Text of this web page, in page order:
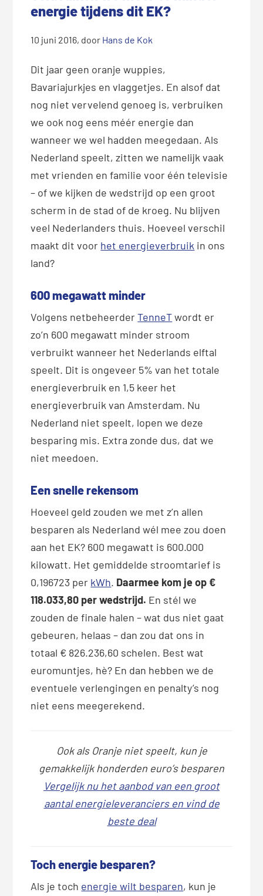
energie tijdens dit EK?
10 juni 2016, door Hans de Kok
Dit jaar geen oranje wuppies,
Bavariajurkjes en vlaggetjes. En alsof dat
nog niet vervelend genoeg is, verbruiken
we ook nog eens méér energie dan
wanneer we wel hadden meegedaan. Als
Nederland speelt, zitten we namelijk vaak
met vrienden en familie voor één televisie
– of we kijken de wedstrijd op een groot
scherm in de stad of de kroeg. Nu blijven
veel Nederlanders thuis. Hoeveel verschil
maakt dit voor het energieverbruik in ons
land?
600 megawatt minder
Volgens netbeheerderTenneTwordt er
zo’n 600 megawatt minder stroom
verbruikt wanneer het Nederlands elftal
speelt. Dit is ongeveer 5% van het totale
energieverbruik en 1,5 keer het
energieverbruik van Amsterdam. Nu
Nederland niet speelt, lopen we deze
besparing mis. Extra zonde dus, dat we
niet meedoen.
Een snelle rekensom
Hoeveel geld zouden we met z’n allen
besparen als Nederland wél mee zou doen
aan het EK? 600 megawatt is 600.000
kilowatt. Het gemiddelde stroomtarief is
0,196723 per kWh. Daarmee kom je op €
118.033,80 per wedstrijd. En stél we
zouden de finale halen – wat dus niet gaat
gebeuren, helaas – dan zou dat ons in
totaal € 826.236,60 schelen. Best wat
euromuntjes, hè? En dan hebben we de
eventuele verlengingen en penalty’s nog
niet eens meegerekend.
Ook als Oranje niet speelt, kun je
gemakkelijk honderden euro’s besparen
Vergelijk nu het aanbod van een groot
aantal energieleveranciers en vind de
beste deal
Toch energie besparen?
Als je toch energie wilt besparen, kun je